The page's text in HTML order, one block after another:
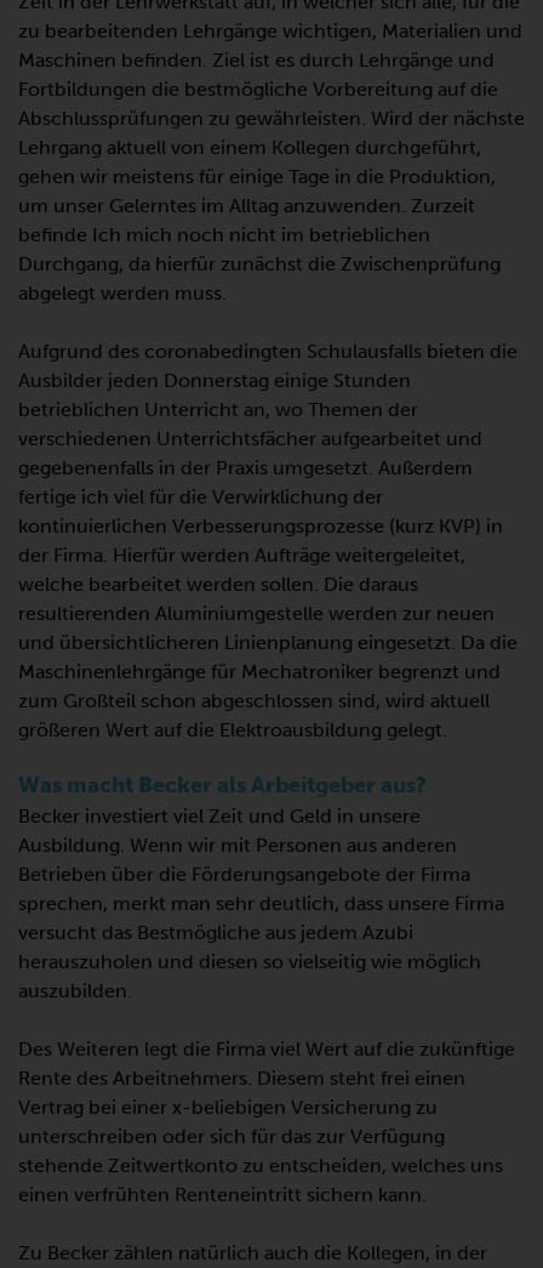
zu bearbeitenden Lehrgänge wichtigen, Materialien und
Maschinen befinden. Ziel ist es durch Lehrgänge und
Fortbildungen die bestmögliche Vorbereitung auf die
Abschlussprüfungen zu gewährleisten. Wird der nächste
Lehrgang aktuell von einem Kollegen durchgeführt,
gehen wir meistens für einige Tage in die Produktion,
um unser Gelerntes im Alltag anzuwenden. Zurzeit
befinde Ich mich noch nicht im betrieblichen
Durchgang, da hierfür zunächst die Zwischenprüfung
abgelegt werden muss.
Aufgrund des coronabedingten Schulausfalls bieten die
Ausbilder jeden Donnerstag einige Stunden
betrieblichen Unterricht an, wo Themen der
verschiedenen Unterrichtsfächer aufgearbeitet und
gegebenenfalls in der Praxis umgesetzt. Außerdem
fertige ich viel für die Verwirklichung der
kontinuierlichen Verbesserungsprozesse (kurz KVP) in
der Firma. Hierfür werden Aufträge weitergeleitet,
welche bearbeitet werden sollen. Die daraus
resultierenden Aluminiumgestelle werden zur neuen
und übersichtlicheren Linienplanung eingesetzt. Da die
Maschinenlehrgänge für Mechatroniker begrenzt und
zum Großteil schon abgeschlossen sind, wird aktuell
größeren Wert auf die Elektroausbildung gelegt.
Was macht Becker als Arbeitgeber aus?
Becker investiert viel Zeit und Geld in unsere
Ausbildung. Wenn wir mit Personen aus anderen
Betrieben über die Förderungsangebote der Firma
sprechen, merkt man sehr deutlich, dass unsere Firma
versucht das Bestmögliche aus jedem Azubi
herauszuholen und diesen so vielseitig wie möglich
auszubilden.
Des Weiteren legt die Firma viel Wert auf die zukünftige
Rente des Arbeitnehmers. Diesem steht frei einen
Vertrag bei einer x-beliebigen Versicherung zu
unterschreiben oder sich für das zur Verfügung
stehende Zeitwertkonto zu entscheiden, welches uns
einen verfrühten Renteneintritt sichern kann.
Zu Becker zählen natürlich auch die Kollegen, in der